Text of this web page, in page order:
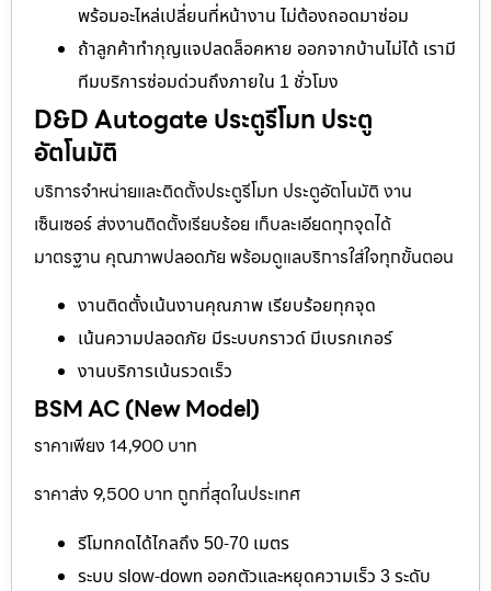
พร้อมอะไหล่เปลี่ยนที่หน้างาน ไม่ต้องถอดมาซ่อม
ถ้าลูกค้าทำกุญแจปลดล็อคหาย ออกจากบ้านไม่ได้ เรามี
ทีมบริการซ่อมด่วนถึงภายใน 1 ชั่วโมง
D&D Autogate ประตูรีโมท ประตู
อัตโนมัติ
บริการจำหน่ายและติดตั้งประตูรีโมท ประตูอัตโนมัติ งาน
เซ็นเซอร์ ส่งงานติดตั้งเรียบร้อย เก็บละเอียดทุกจุดได้
มาตรฐาน คุณภาพปลอดภัย พร้อมดูแลบริการใส่ใจทุกขั้นตอน
งานติดตั้งเน้นงานคุณภาพ เรียบร้อยทุกจุด
เน้นความปลอดภัย มีระบบกราวด์ มีเบรกเกอร์
งานบริการเน้นรวดเร็ว
BSM AC (New Model)
ราคาเพียง 14,900 บาท
ราคาส่ง 9,500 บาท ถูกที่สุดในประเทศ
รีโมทกดได้ไกลถึง 50-70 เมตร
ระบบ slow-down ออกตัวและหยุดความเร็ว 3 ระดับ